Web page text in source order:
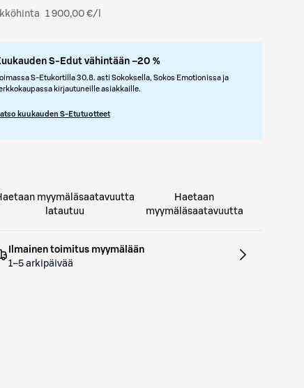
1 900,00 €/l
S-Edut vähintään –20 %
S-Etukortilla 30.8. asti Sokoksella, Sokos Emotionissa ja
kirjautuneille asiakkaille.
kuukauden S-Etutuotteet
myymäläsaatavuutta
latautuu
Haetaan
myymäläsaatavuutta
Ilmainen toimitus myymälään
1–5 arkipäivää